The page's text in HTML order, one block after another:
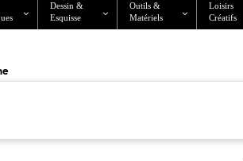
Dessin &
Esquisse
Outils &
Matériels
Loisirs
Créatifs